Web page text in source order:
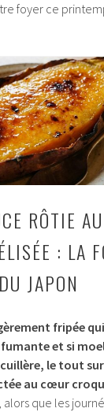
foyer ce
RÔTIE
: LA
JAPON
fripée
et si
le tout
au cœur
que les